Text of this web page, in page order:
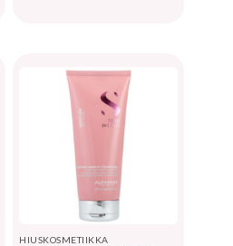
HIUSKOSMETIIKKA